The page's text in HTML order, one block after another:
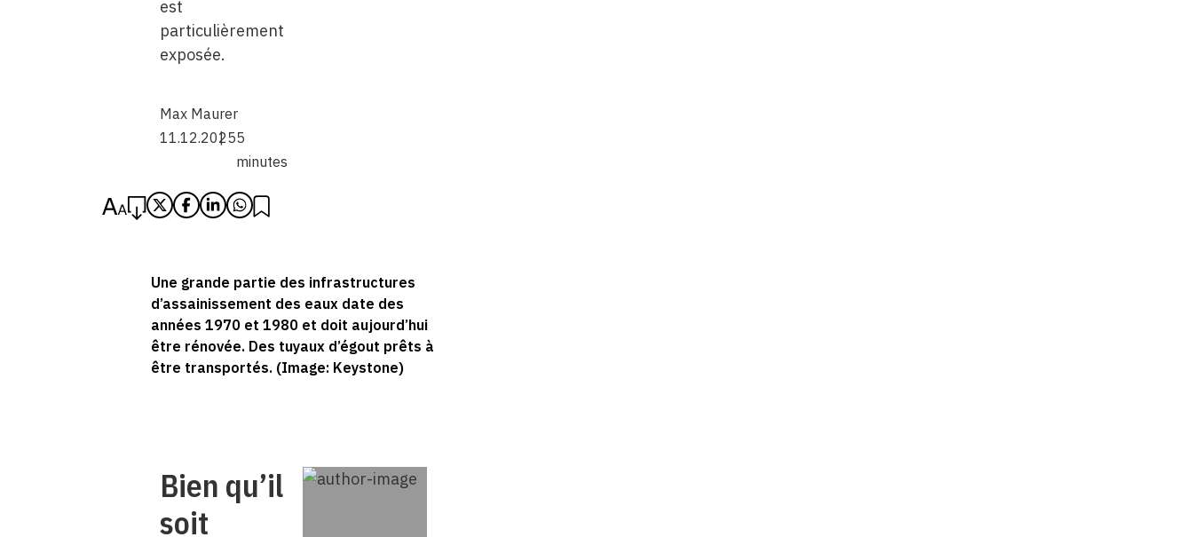
est
particulièrement
exposée.
Max Maurer
11.12.20255
minutes
Une grande partie des infrastructures
d’assainissement des eaux date des
années 1970 et 1980 et doit aujourd’hui
être rénovée. Des tuyaux d’égout prêts à
être transportés. (Image: Keystone)
Bien qu’il
soit